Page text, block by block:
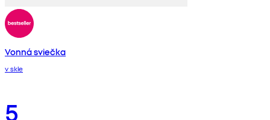
Vonná sviečka
v skle
5